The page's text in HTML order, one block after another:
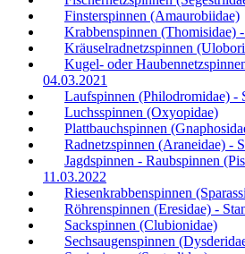
Finsterspinnen (Amaurobiidae)
Krabbenspinnen (Thomisidae)
Kräuselradnetzspinnen
Kugel- oder
04.03.2021
Laufspinnen (Philodromidae) -
Luchsspinnen (Oxyopidae)
Plattbauchspinnen
Radnetzspinnen (Araneidae) -
Jagdspinnen - Raubspinnen
11.03.2022
Riesenkrabbenspinnen
Röhrenspinnen (Eresidae) -
Sackspinnen (Clubionidae)
Sechsaugenspinnen